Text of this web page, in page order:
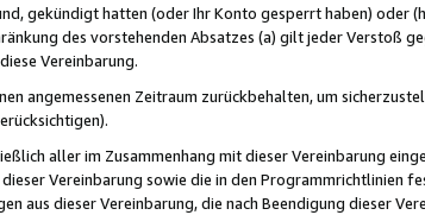
gekündigt hatten (oder Ihr Konto gesperrt haben) oder
des vorstehenden Absatzes (a) gilt jeder Verstoß
Vereinbarung.
angemessenen Zeitraum zurückbehalten, um
aller im Zusammenhang mit dieser Vereinbarung
Vereinbarung sowie die in den Programmrichtlinien
aus dieser Vereinbarung, die nach Beendigung dieser